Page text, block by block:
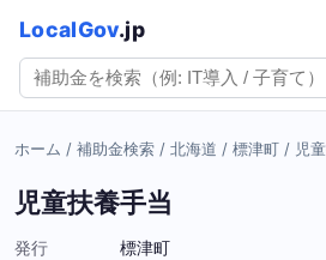
LocalGov.jp
ホーム / 補助金検索 / 北海道 / 標津町 / 児
児童扶養手当
発行
標津町